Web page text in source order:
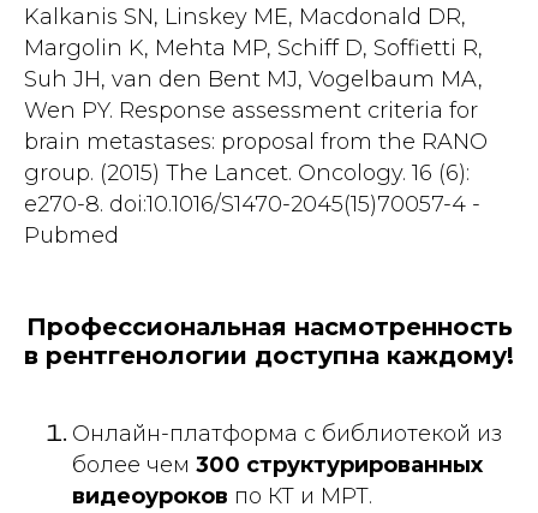
Kalkanis SN, Linskey ME, Macdonald DR,
Margolin K, Mehta MP, Schiff D, Soffietti R,
Suh JH, van den Bent MJ, Vogelbaum MA,
Wen PY. Response assessment criteria for
brain metastases: proposal from the RANO
group. (2015) The Lancet. Oncology. 16 (6):
e270-8. doi:10.1016/S1470-2045(15)70057-4 -
Pubmed
Профессиональная насмотренность
в рентгенологии доступна каждому!
Онлайн-платформа с библиотекой из
более чем 300 структурированных
видеоуроков по КТ и МРТ.